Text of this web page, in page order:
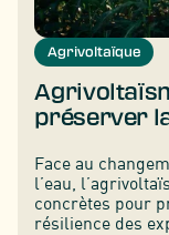
Agrivoltaïque
préserver
Face au
l’eau,
concrètes pour
résilience des